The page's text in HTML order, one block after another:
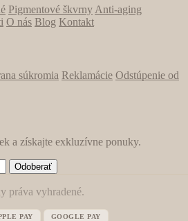
Pigmentové škvrny Anti-aging
O nás Blog Kontakt
súkromia Reklamácie Odstúpenie od
a získajte exkluzívne ponuky.
Odoberať
práva vyhradené.
PAY GOOGLE PAY